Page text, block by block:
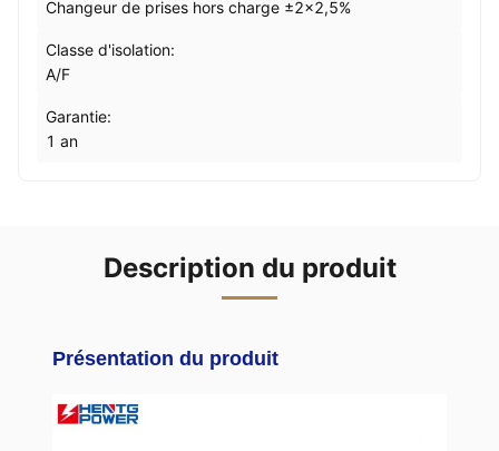
Changeur de prises hors charge ±2×2,5%
Classe d'isolation:
A/F
Garantie:
1 an
Description du produit
Présentation du produit